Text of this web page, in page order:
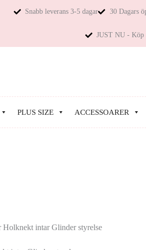
Snabb leverans 3-5 dagar 30 Dagars
JUST NU - Köp
PLUS SIZE ACCESSOARER
intar Glinder styrelse